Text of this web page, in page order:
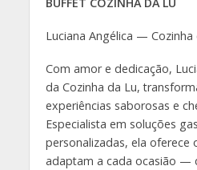
Luciana Angélica — Cozinha
Com amor e dedicação,
da Cozinha da Lu,
experiências saborosas e
Especialista em soluções
personalizadas, ela oferece
adaptam a cada ocasião —